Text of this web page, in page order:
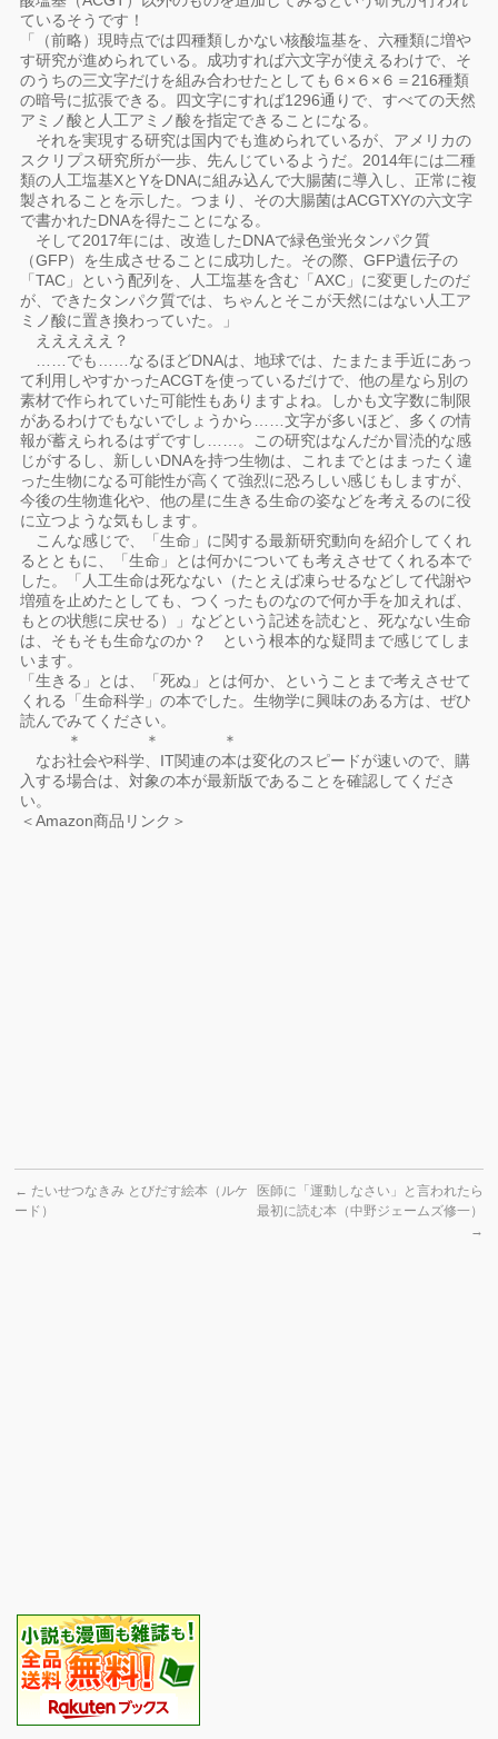
ているそうです！
「（前略）現時点では四種類しかない核酸塩基を、六種類に増や
す研究が進められている。成功すれば六文字が使えるわけで、そ
のうちの三文字だけを組み合わせたとしても６×６×６＝216種類
の暗号に拡張できる。四文字にすれば1296通りで、すべての天然
アミノ酸と人工アミノ酸を指定できることになる。
それを実現する研究は国内でも進められているが、アメリカの
スクリプス研究所が一歩、先んじているようだ。2014年には二種
類の人工塩基XとYをDNAに組み込んで大腸菌に導入し、正常に複
製されることを示した。つまり、その大腸菌はACGTXYの六文字
で書かれたDNAを得たことになる。
そして2017年には、改造したDNAで緑色蛍光タンパク質
（GFP）を生成させることに成功した。その際、GFP遺伝子の
「TAC」という配列を、人工塩基を含む「AXC」に変更したのだ
が、できたタンパク質では、ちゃんとそこが天然にはない人工ア
ミノ酸に置き換わっていた。」
えええええ？
……でも……なるほどDNAは、地球では、たまたま手近にあっ
て利用しやすかったACGTを使っているだけで、他の星なら別の
素材で作られていた可能性もありますよね。しかも文字数に制限
があるわけでもないでしょうから……文字が多いほど、多くの情
報が蓄えられるはずですし……。この研究はなんだか冒涜的な感
じがするし、新しいDNAを持つ生物は、これまでとはまったく違
った生物になる可能性が高くて強烈に恐ろしい感じもしますが、
今後の生物進化や、他の星に生きる生命の姿などを考えるのに役
に立つような気もします。
こんな感じで、「生命」に関する最新研究動向を紹介してくれ
るとともに、「生命」とは何かについても考えさせてくれる本で
した。「人工生命は死なない（たとえば凍らせるなどして代謝や
増殖を止めたとしても、つくったものなので何か手を加えれば、
もとの状態に戻せる）」などという記述を読むと、死なない生命
は、そもそも生命なのか？ という根本的な疑問まで感じてしま
います。
「生きる」とは、「死ぬ」とは何か、ということまで考えさせて
くれる「生命科学」の本でした。生物学に興味のある方は、ぜひ
読んでみてください。
＊ ＊ ＊
なお社会や科学、IT関連の本は変化のスピードが速いので、購
入する場合は、対象の本が最新版であることを確認してくださ
い。
＜Amazon商品リンク＞
← たいせつなきみ とびだす絵本（ルケ
ード）
医師に「運動しなさい」と言われたら
最初に読む本（中野ジェームズ修一）
→